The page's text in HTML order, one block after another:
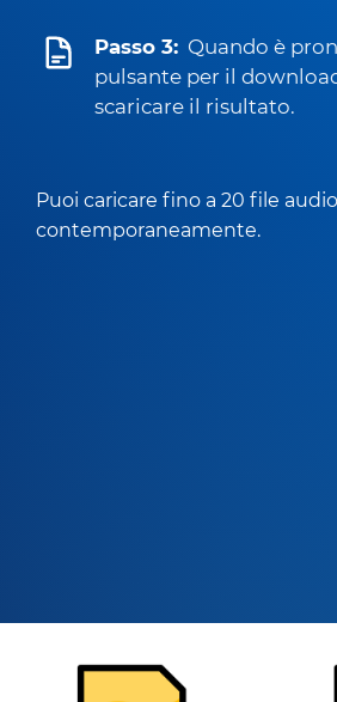
Passo 3: Quando è
pulsante per il
scaricare il risultato.
Puoi caricare fino a 20 file audio
contemporaneamente.